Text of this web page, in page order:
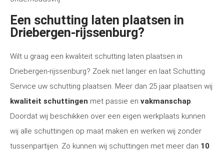
Een schutting laten plaatsen in
Driebergen-rijssenburg?
Wilt u graag een kwaliteit schutting laten plaatsen in
Driebergen-rijssenburg? Zoek niet langer en laat Schutting
Service uw schutting plaatsen. Meer dan 25 jaar plaatsen wij
kwaliteit schuttingen met passie en vakmanschap.
Doordat wij beschikken over een eigen werkplaats kunnen
wij alle schuttingen op maat maken en werken wij zonder
tussenpartijen. Zo kunnen wij schuttingen met meer dan 10